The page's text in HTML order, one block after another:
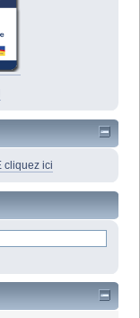
cliquez ici